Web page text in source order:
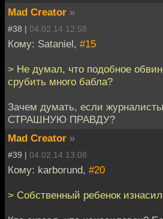
Mad Creator »
#38 | 04.02.14 12:58
Кому: Sataniel, #15
> Не думал, что подобное
срубить много бабла?
Зачем думать, если
СТРАШНУЮ ПРАВДУ?
Mad Creator »
#39 | 04.02.14 13:08
Кому: karborund, #20
> Собственный ребенок